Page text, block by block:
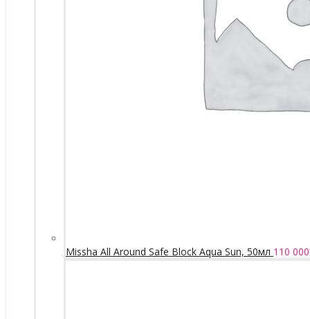
Missha All Around Safe Block Aqua Sun, 50мл 110 000